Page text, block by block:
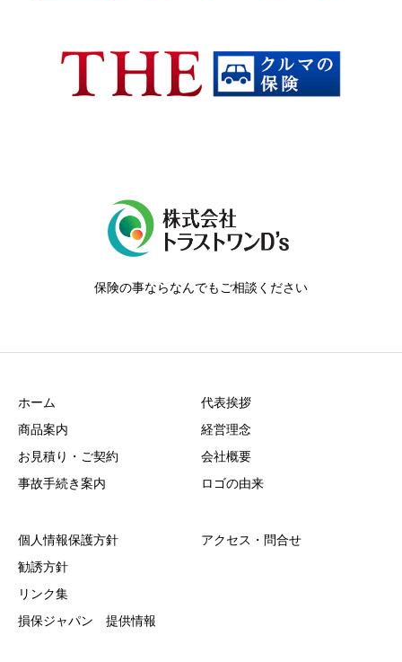
保険の事ならなんでもご相談ください
ホーム
商品案内
お見積り・ご契約
事故手続き案内
代表挨拶
経営理念
会社概要
ロゴの由来
個人情報保護方針
勧誘方針
リンク集
損保ジャパン 提供情報
アクセス・問合せ